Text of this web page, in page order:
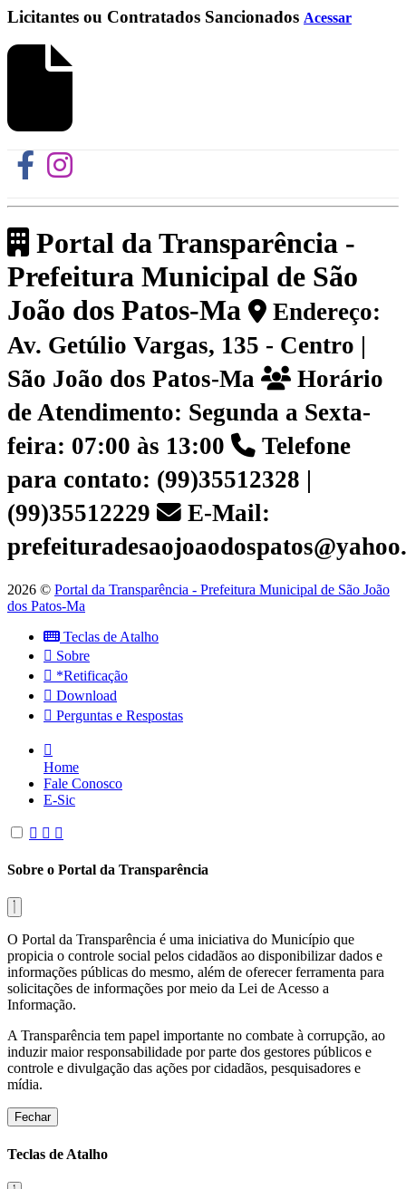
Licitantes ou Contratados Sancionados Acessar
Portal da Transparência -
Prefeitura Municipal de São
João dos Patos-Ma
Endereço:
Av. Getúlio Vargas, 135 - Centro |
São João dos Patos-Ma
Horário
de Atendimento: Segunda a Sexta-
feira: 07:00 às 13:00
Telefone
para contato: (99)35512328 |
(99)35512229
E-Mail:
2026 © Portal da Transparência - Prefeitura Municipal de São João
dos Patos-Ma
Teclas de Atalho
Sobre
*Retificação
Download
Perguntas e Respostas
Home
Fale Conosco
E-Sic
Sobre o Portal da Transparência
O Portal da Transparência é uma iniciativa do Município que
propicia o controle social pelos cidadãos ao disponibilizar dados e
informações públicas do mesmo, além de oferecer ferramenta para
solicitações de informações por meio da Lei de Acesso a
Informação.
A Transparência tem papel importante no combate à corrupção, ao
induzir maior responsabilidade por parte dos gestores públicos e
controle e divulgação das ações por cidadãos, pesquisadores e
mídia.
Fechar
Teclas de Atalho